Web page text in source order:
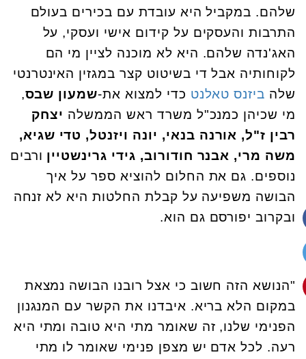
שלהם. במקביל היא עובדת עם בכירים בעולם
התרבות והעסקים על קידום אישי ועסקי, על
האג'נדה שלהם. היא לא מוכנה לציין מי הם
לקוחותיה אבל די בשיטוט קצר במגזין האינטרנטי
שלה ביזנס טאלנט כדי למצוא את-שמעון שבס,
מי שכיהן כמנכ"ל משרד ראש הממשלה יצחק
רבין ז"ל, אורנה בנאי, יונה ויזנטל, טדי שגיא,
משה מרי, אבנר חודורוב, גידי גרינשטיין ורבים
נוספים. גם את החלום להוציא ספר על איך
הבושה משפיעה על קבלת החלטות היא לא זנחה
ובקרוב יפורסם גם הוא.
"הנושא הזה חשוב כי אצל רובנו הבושה נמצאת
במקום הלא בריא. איבדנו את הקשר עם המנגנון
הפנימי שלנו, זה שאומר מתי היא טובה ומתי היא
רעה. לכל אדם יש מצפן פנימי שאומר לו מתי